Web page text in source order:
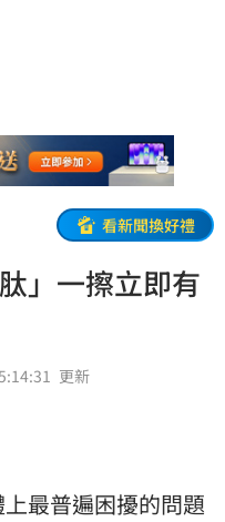
看新聞換好禮
」一擦立即有
更新
最普遍困擾的問題